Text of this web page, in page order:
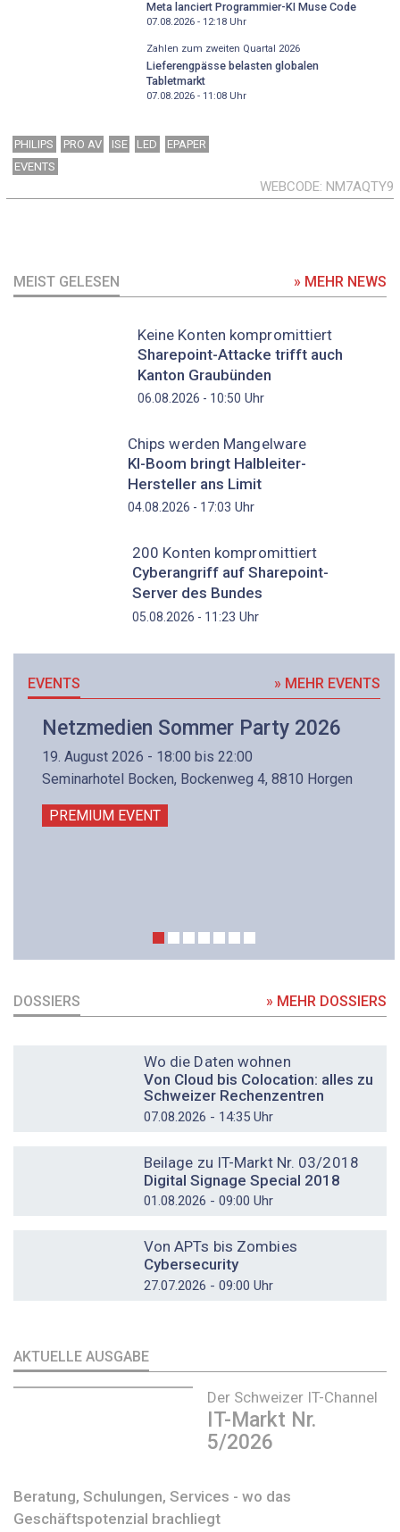
Meta lanciert Programmier-KI Muse Code
07.08.2026 - 12:18Uhr
Zahlen zum zweiten Quartal 2026
Lieferengpässe belasten globalen
Tabletmarkt
07.08.2026 - 11:08Uhr
PHILIPS PRO AV ISE LED
EPAPER
EVENTS
WEBCODE NM7AQTY9
MEIST GELESEN » MEHR NEWS
Keine Konten kompromittiert
Sharepoint-Attacke trifft auch
Kanton Graubünden
06.08.2026 - 10:50 Uhr
Chips werden Mangelware
KI-Boom bringt Halbleiter-
Hersteller ans Limit
04.08.2026 - 17:03 Uhr
200 Konten kompromittiert
Cyberangriff auf Sharepoint-
Server des Bundes
05.08.2026 - 11:23 Uhr
EVENTS » MEHR EVENTS
Netzmedien Sommer Party 2026
19. August 2026 - 18:00 bis 22:00
Seminarhotel Bocken, Bockenweg 4, 8810 Horgen
PREMIUM EVENT
DOSSIERS » MEHR DOSSIERS
Wo die Daten wohnen
Von Cloud bis Colocation: alles zu
Schweizer Rechenzentren
07.08.2026 - 14:35 Uhr
Beilage zu IT-Markt Nr. 03/2018
Digital Signage Special 2018
01.08.2026 - 09:00 Uhr
Von APTs bis Zombies
Cybersecurity
27.07.2026 - 09:00 Uhr
AKTUELLE AUSGABE
Der Schweizer IT-Channel
IT-Markt Nr.
5/2026
Beratung, Schulungen, Services - wo das
Geschäftspotenzial brachliegt